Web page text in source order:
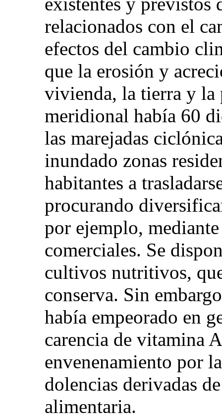
relacionados con el
efectos del cambio
que la erosión y
vivienda, la tierra y la
meridional había 60
las marejadas
inundado zonas
habitantes a
procurando
por ejemplo,
comerciales. Se
cultivos nutritivos,
conserva. Sin
había empeorado en
carencia de vitamina
envenenamiento por
dolencias derivadas
alimentaria.